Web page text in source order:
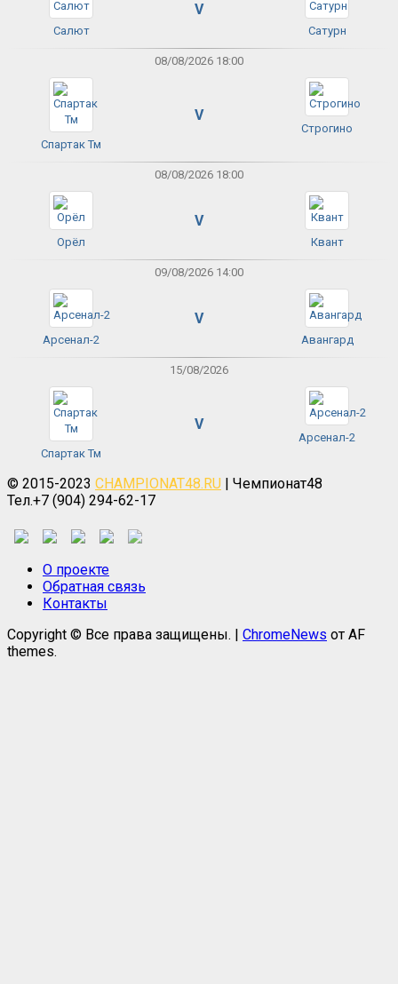
Салют
V
Сатурн
08/08/2026 18:00
Спартак Тм
V
Строгино
08/08/2026 18:00
Орёл
V
Квант
09/08/2026 14:00
Арсенал-2
V
Авангард
15/08/2026
Спартак Тм
V
Арсенал-2
© 2015-2023 CHAMPIONAT48.RU | Чемпионат48
Тел.+7 (904) 294-62-17
О проекте
Обратная связь
Контакты
Copyright © Все права защищены. | ChromeNews от AF
themes.